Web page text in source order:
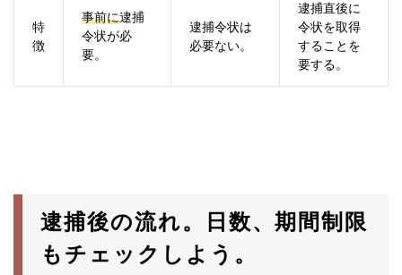
特
徴
事前に逮捕
令状が必
要。
逮捕令状は
必要ない。
逮捕直後に
令状を取得
することを
要する。
逮捕後の流れ。日数、期間制限
もチェックしよう。